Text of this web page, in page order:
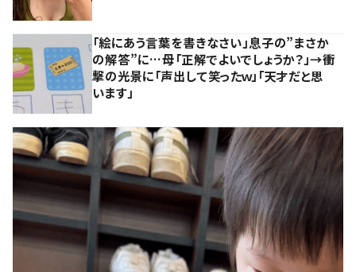
「絵にあう言葉を書きなさい」息子の”まさか
の解答”に…母「正解でよいでしょうか？」→衝
撃の光景に「声出して笑ったｗ」「天才だと思
います」